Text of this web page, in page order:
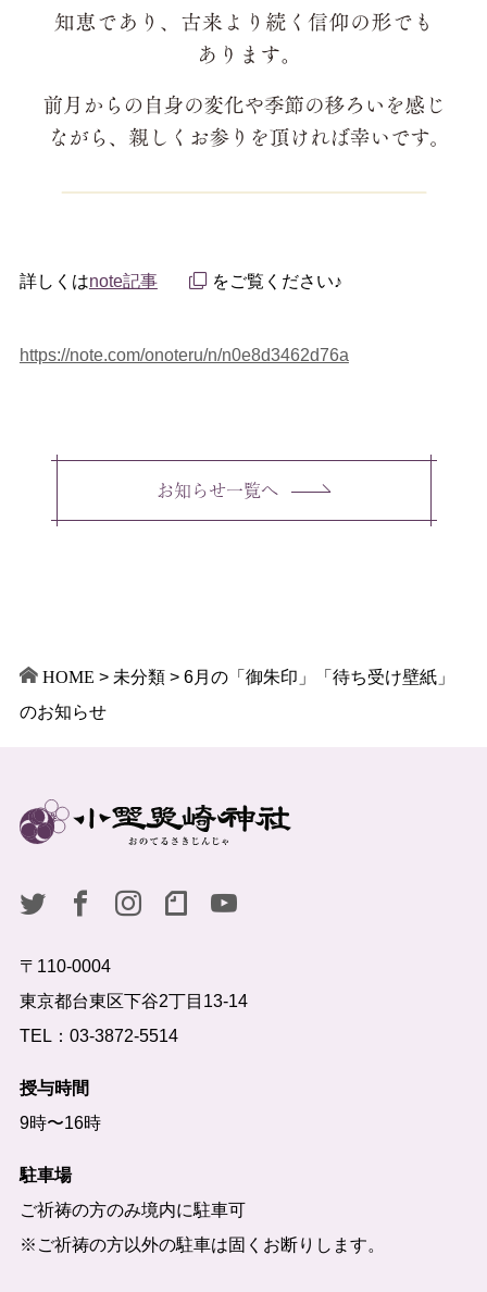
詳しくはnote記事 をご覧ください♪
https://note.com/onoteru/n/n0e8d3462d76a
お知らせ一覧へ
HOME > 未分類> 6月の「御朱印」「待ち受け壁紙」
のお知らせ
〒110-0004
東京都台東区下谷2丁目13-14
TEL：03-3872-5514
授与時間
9時〜16時
駐車場
ご祈祷の方のみ境内に駐車可
※ご祈祷の方以外の駐車は固くお断りします。